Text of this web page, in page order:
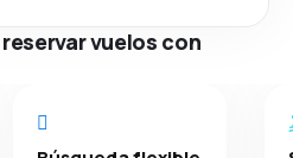
vuelos con